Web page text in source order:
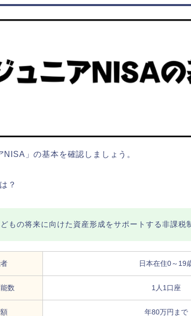
NISA」の基本を確認しましょう。
？
もの将来に向けた資産形成をサポートする非課税
日本在住0～19
数 1人1口座
年80万円まで